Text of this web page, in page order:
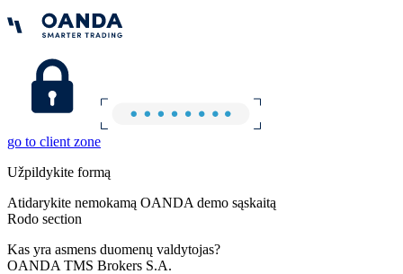
go to client zone
Užpildykite formą
Atidarykite nemokamą OANDA demo sąskaitą
Rodo section
Kas yra asmens duomenų valdytojas?
OANDA TMS Brokers S.A.